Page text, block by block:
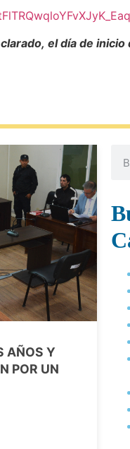
el día de inicio
AÑOS Y
POR UN